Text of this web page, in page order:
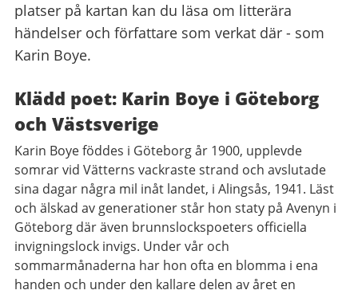
platser på kartan kan du läsa om litterära
händelser och författare som verkat där - som
Karin Boye.
Klädd poet: Karin Boye i Göteborg
och Västsverige
Karin Boye föddes i Göteborg år 1900, upplevde
somrar vid Vätterns vackraste strand och avslutade
sina dagar några mil inåt landet, i Alingsås, 1941. Läst
och älskad av generationer står hon staty på Avenyn i
Göteborg där även brunnslockspoeters officiella
invigningslock invigs. Under vår och
sommarmånaderna har hon ofta en blomma i ena
handen och under den kallare delen av året en